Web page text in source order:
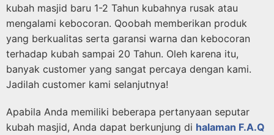
kubah masjid baru 1-2 Tahun kubahnya rusak atau
mengalami kebocoran. Qoobah memberikan produk
yang berkualitas serta garansi warna dan kebocoran
terhadap kubah sampai 20 Tahun. Oleh karena itu,
banyak customer yang sangat percaya dengan kami.
Jadilah customer kami selanjutnya!
Apabila Anda memiliki beberapa pertanyaan seputar
kubah masjid, Anda dapat berkunjung di halaman F.A.Q